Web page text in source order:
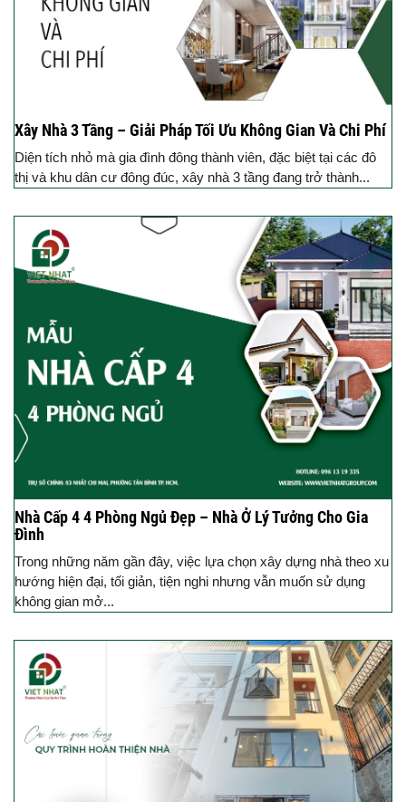
Xây Nhà 3 Tầng – Giải Pháp Tối Ưu Không Gian Và Chi Phí
Diện tích nhỏ mà gia đình đông thành viên, đặc biệt tại các đô
thị và khu dân cư đông đúc, xây nhà 3 tầng đang trở thành...
Nhà Cấp 4 4 Phòng Ngủ Đẹp – Nhà Ở Lý Tưởng Cho Gia
Đình
Trong những năm gần đây, việc lựa chọn xây dựng nhà theo xu
hướng hiện đại, tối giản, tiện nghi nhưng vẫn muốn sử dụng
không gian mở...